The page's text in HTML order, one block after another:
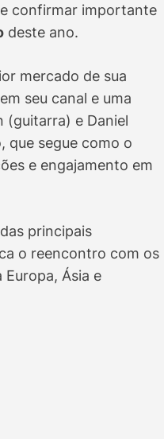
confirmar importante
deste ano.
mercado de sua
seu canal e uma
(guitarra) e Daniel
que segue como o
e engajamento em
principais
o reencontro com os
Ásia e